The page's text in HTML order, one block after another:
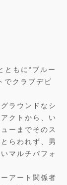
ともに“ブルー
でクラブデビ
ラウンドなシ
クトから、い
ーまでそのス
らわれず、男
マルチパフォ
アート関係者